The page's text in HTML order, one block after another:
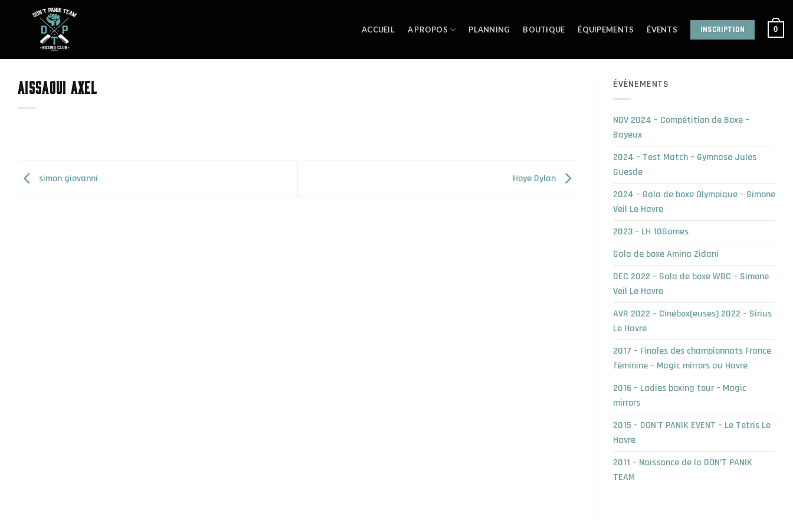
ACCUEIL A PROPOS PLANNING BOUTIQUE ÉQUIPEMENTS ÉVENTS INSCRIPTION 0
AISSAOUI AXEL
simon giovanni Hoye Dylan
ÉVÈNEMENTS
NOV 2024 – Compétition de Boxe –
Bayeux
2024 – Test Match – Gymnase Jules
Guesde
2024 – Gala de boxe Olympique – Simone
Veil Le Havre
2023 – LH 10Games
Gala de boxe Amina Zidani
DEC 2022 – Gala de boxe WBC – Simone
Veil Le Havre
AVR 2022 – Cinébox(euses) 2022 – Sirius
Le Havre
2017 – Finales des championnats France
féminine – Magic mirrors au Havre
2016 – Ladies boxing tour – Magic
mirrors
2015 – DON’T PANIK EVENT – Le Tetris Le
Havre
2011 – Naissance de la DON’T PANIK
TEAM